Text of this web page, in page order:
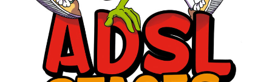
PARTAGER ITINÉRAIRE SAUVEGARDER